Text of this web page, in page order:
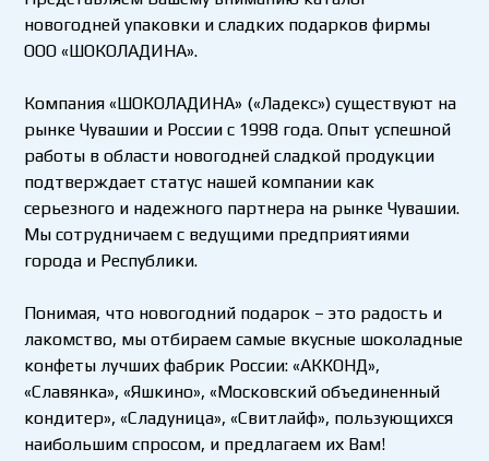
новогодней упаковки и сладких подарков фирмы
ООО «ШОКОЛАДИНА».
Компания «ШОКОЛАДИНА» («Ладекс») существуют на
рынке Чувашии и России с 1998 года. Опыт успешной
работы в области новогодней сладкой продукции
подтверждает статус нашей компании как
серьезного и надежного партнера на рынке Чувашии.
Мы сотрудничаем с ведущими предприятиями
города и Республики.
Понимая, что новогодний подарок – это радость и
лакомство, мы отбираем самые вкусные шоколадные
конфеты лучших фабрик России: «АККОНД»,
«Славянка», «Яшкино», «Московский объединенный
кондитер», «Сладуница», «Свитлайф», пользующихся
наибольшим спросом, и предлагаем их Вам!